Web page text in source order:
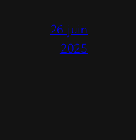
26 juin
2025